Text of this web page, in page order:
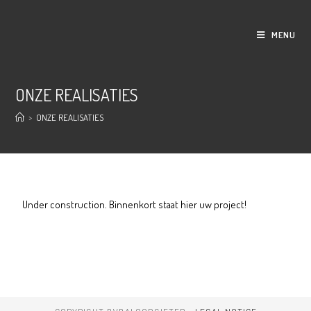
MENU
ONZE REALISATIES
> ONZE REALISATIES
Under construction. Binnenkort staat hier uw project!